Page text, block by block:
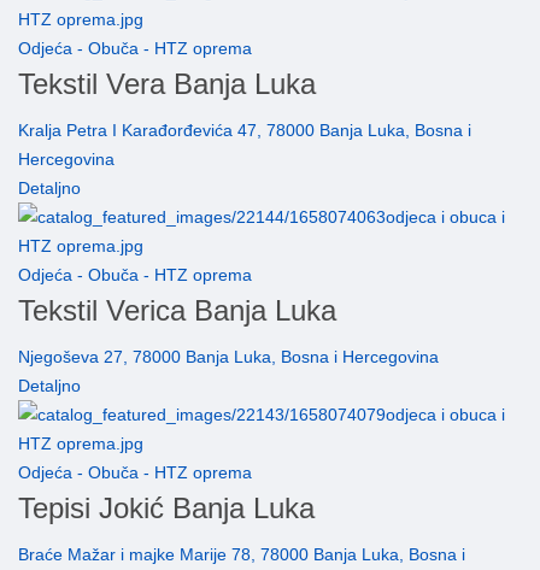
Odjeća - Obuča - HTZ oprema
Tekstil Vera Banja Luka
Kralja Petra I Karađorđevića 47, 78000 Banja Luka, Bosna i
Hercegovina
Detaljno
Odjeća - Obuča - HTZ oprema
Tekstil Verica Banja Luka
Njegoševa 27, 78000 Banja Luka, Bosna i Hercegovina
Detaljno
Odjeća - Obuča - HTZ oprema
Tepisi Jokić Banja Luka
Braće Mažar i majke Marije 78, 78000 Banja Luka, Bosna i